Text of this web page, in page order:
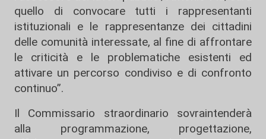
quello di convocare tutti i rappresentanti
istituzionali e le rappresentanze dei cittadini
delle comunità interessate, al fine di affrontare
le criticità e le problematiche esistenti ed
attivare un percorso condiviso e di confronto
continuo”.
Il Commissario straordinario sovraintenderà
alla programmazione, progettazione,